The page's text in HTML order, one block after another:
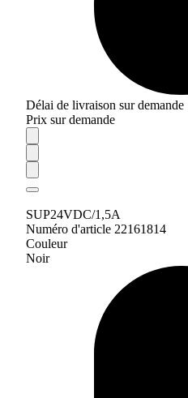
Délai de livraison sur demande
Prix sur demande
SUP24VDC/1,5A
Numéro d'article 22161814
Couleur
Noir